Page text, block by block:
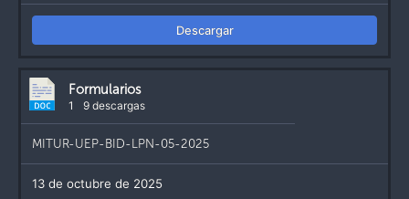
Descargar
Formularios
1 9 descargas
MITUR-UEP-BID-LPN-05-2025
13 de octubre de 2025